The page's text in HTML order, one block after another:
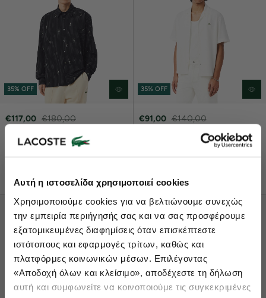
Αυτή η ιστοσελίδα χρησιμοποιεί cookies
Χρησιμοποιούμε cookies για να βελτιώνουμε συνεχώς
την εμπειρία περιήγησής σας και να σας προσφέρουμε
εξατομικευμένες διαφημίσεις όταν επισκέπτεστε
ιστότοπους και εφαρμογές τρίτων, καθώς και
πλατφόρμες κοινωνικών μέσων. Επιλέγοντας
«Αποδοχή όλων και κλείσιμο», αποδέχεστε τη δήλωση
αυτή και συμφωνείτε να κοινοποιούμε τις συγκεκριμένες
35% OFF
€117,00 €180,00
Βαμβακερό Πουκάμισο Relaxed
35% OFF
€91,00 €140,00
Ανδρικό Piqué Κοντομάνικο
Πουκάμισο Relaxed Fit
ONLINE EXCLUSIVE
Lacoste Essentials Await
σας αγορά.
Ανδρικά Παιδικά